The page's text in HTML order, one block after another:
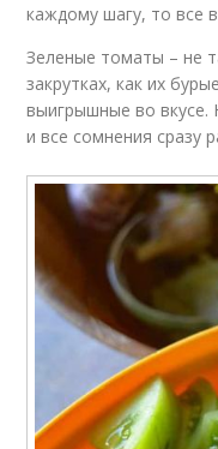
каждому шагу, то все
Зеленые томаты – не
закрутках, как их
выигрышные во вкусе.
и все сомнения сразу